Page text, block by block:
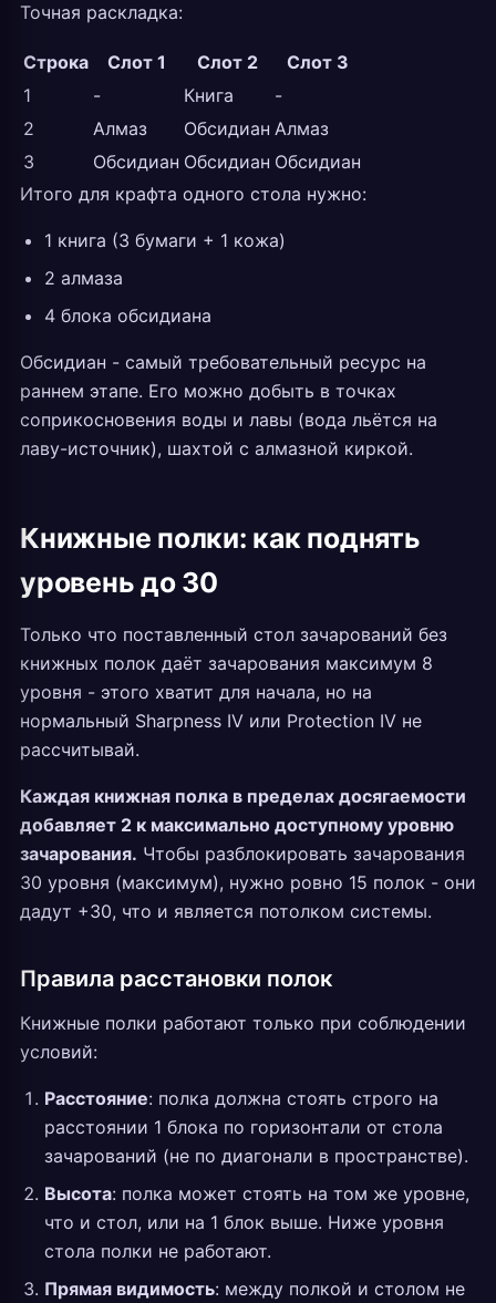
Точная раскладка:
Строка Слот 1 Слот 2
Слот 3
1
- Книга
-
2
Алмаз Обсидиан Алмаз
3
Обсидиан Обсидиан Обсидиан
Итого для крафта одного стола нужно:
1 книга (3 бумаги + 1 кожа)
2 алмаза
4 блока обсидиана
Обсидиан - самый требовательный ресурс на
раннем этапе. Его можно добыть в точках
соприкосновения воды и лавы (вода льётся на
лаву-источник), шахтой с алмазной киркой.
Книжные полки: как поднять
уровень до 30
Только что поставленный стол зачарований без
книжных полок даёт зачарования максимум 8
уровня - этого хватит для начала, но на
нормальный Sharpness IV или Protection IV не
рассчитывай.
Каждая книжная полка в пределах досягаемости
добавляет 2 к максимально доступному уровню
зачарования. Чтобы разблокировать зачарования
30 уровня (максимум), нужно ровно 15 полок - они
дадут +30, что и является потолком системы.
Правила расстановки полок
Книжные полки работают только при соблюдении
условий:
Расстояние: полка должна стоять строго на
расстоянии 1 блока по горизонтали от стола
зачарований (не по диагонали в пространстве).
Высота: полка может стоять на том же уровне,
что и стол, или на 1 блок выше. Ниже уровня
стола полки не работают.
Прямая видимость: между полкой и столом не